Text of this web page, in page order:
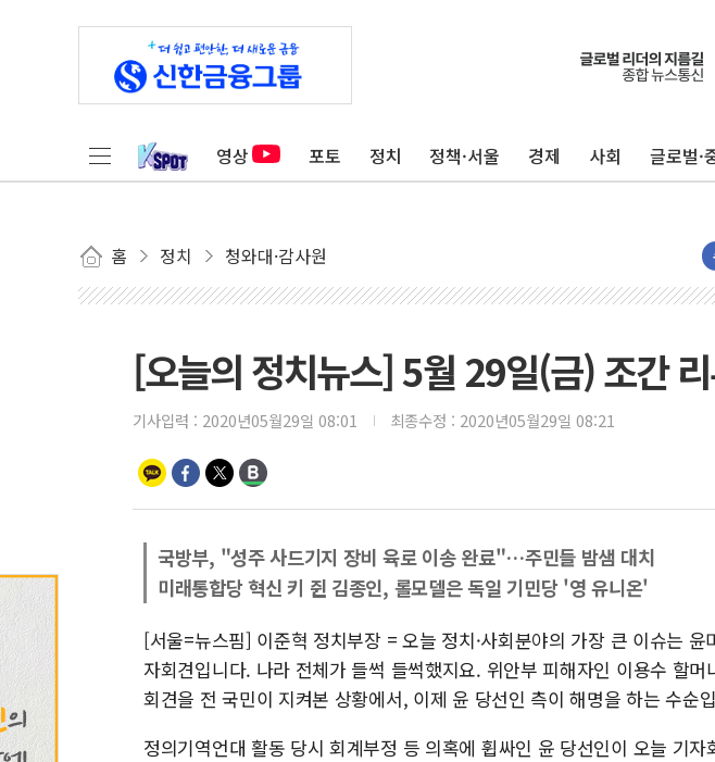
영상 포토 정치 정책·서울 경제 사회 글로벌·
홈 정치 청와대·감사원
[오늘의 정치뉴스] 5월 29일(금) 조간
기사입력 : 2020년05월29일 08:01 최종수정 : 2020년05월29일 08:21
국방부, "성주 사드기지 장비 육로 이송 완료"…주민들 밤샘 대치
미래통합당 혁신 키 쥔 김종인, 롤모델은 독일 기민당 '영 유니온'
[서울=뉴스핌] 이준혁 정치부장 = 오늘 정치·사회분야의 가장 큰 이슈는 윤
자회견입니다. 나라 전체가 들썩 들썩했지요. 위안부 피해자인 이용수 할
회견을 전 국민이 지켜본 상황에서, 이제 윤 당선인 측이 해명을 하는 수순
정의기역언대 활동 당시 회계부정 등 의혹에 휩싸인 윤 당선인이 오늘 기